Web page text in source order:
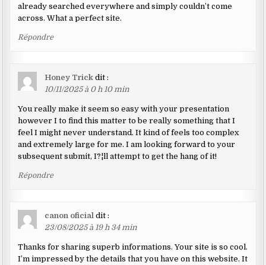
already searched everywhere and simply couldn’t come
across. What a perfect site.
Répondre
Honey Trick dit :
10/11/2025 à 0 h 10 min
You really make it seem so easy with your presentation
however I to find this matter to be really something that I
feel I might never understand. It kind of feels too complex
and extremely large for me. I am looking forward to your
subsequent submit, I?¦ll attempt to get the hang of it!
Répondre
canon oficial dit :
23/08/2025 à 19 h 34 min
Thanks for sharing superb informations. Your site is so cool.
I’m impressed by the details that you have on this website. It